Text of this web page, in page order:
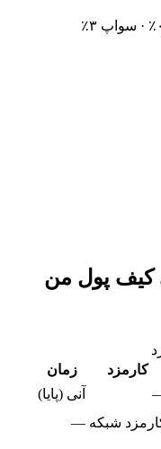
کیف پول من
کارمزد
زمان
آنی (پایا)
شبکه —